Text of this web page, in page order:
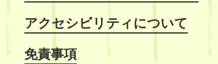
アクセシビリティについて
免責事項